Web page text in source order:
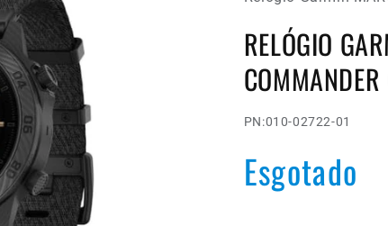
RELÓGIO
PN:010-02722-01
Esgotado